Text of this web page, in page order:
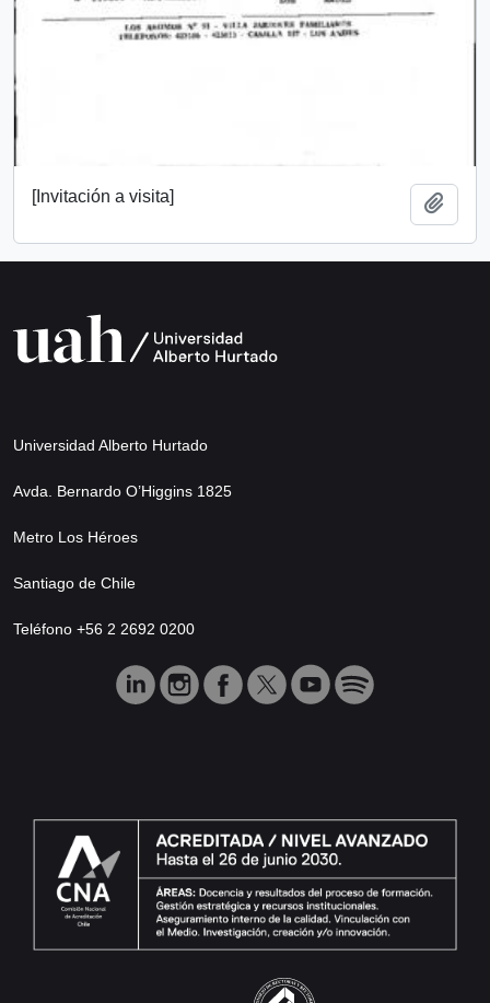
[Invitación a visita]
Universidad Alberto Hurtado
Avda. Bernardo O’Higgins 1825
Metro Los Héroes
Santiago de Chile
Teléfono +56 2 2692 0200